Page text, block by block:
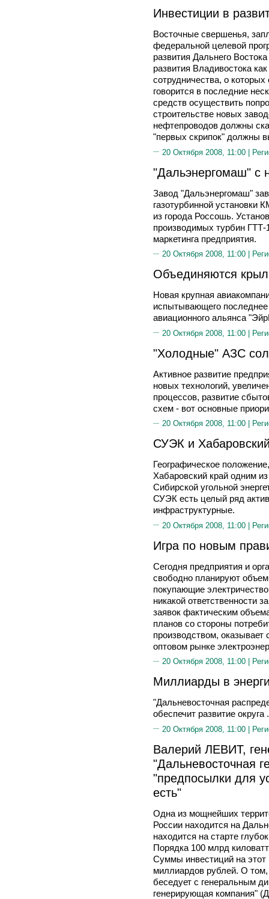
Инвестиции в
Восточные свершенья,
федеральной целевой
развития Дальнего
развития Владивостока
сотрудничества, о
говорится в последние
средств осуществить
строительстве новых
нефтепроводов должны
"первых скрипок" должны
20 Октября 2008, 11:00 |
"Дальэнергомаш" с
Завод "Дальэнергомаш"
газотурбинной
из города Россошь.
производимых турбин
маркетинга предприятия.
20 Октября 2008, 11:00 |
Объединяются
Новая крупная
испытывающего
авиационного альянса
20 Октября 2008, 11:00 |
"Холодные" АЗС
Активное развитие
новых технологий,
процессов, развитие
схем - вот основные
20 Октября 2008, 11:00 |
СУЭК и
Географическое
Хабаровский край одним
Сибирской угольной
СУЭК есть целый ряд
инфраструктурные.
20 Октября 2008, 11:00 |
Игра по новым
Сегодня предприятия и
свободно планируют
покупающие
никакой ответственности
заявок фактическим
планов со стороны
производством, оказывает
оптовом рынке
20 Октября 2008, 11:00 |
Миллиарды в
"Дальневосточная
обеспечит развитие округа .
20 Октября 2008, 11:00 |
Валерий ЛЕВИТ,
"Дальневосточная
"предпосылки для
есть"
Одна из мощнейших
России находится на
находится на старте
Порядка 100 млрд
Суммы инвестиций на этот
миллиардов рублей. О том,
беседует с генеральным
генерирующая компания"